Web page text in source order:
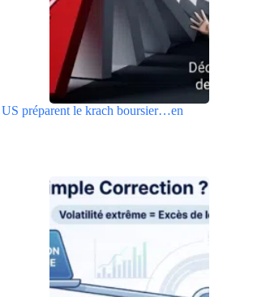
préparent le krach boursier…en